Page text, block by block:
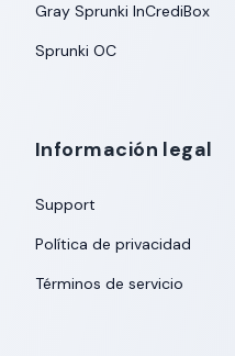
Gray Sprunki InCrediBox
Sprunki OC
Información legal
Support
Política de privacidad
Términos de servicio